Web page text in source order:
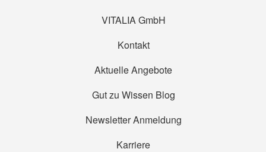
VITALIA GmbH
Kontakt
Aktuelle Angebote
Gut zu Wissen Blog
Newsletter Anmeldung
Karriere